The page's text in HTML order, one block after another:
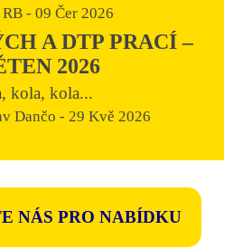
- 09 Čer 2026
A DTP PRACÍ –
2026
kola, kola...
Dančo - 29 Kvě 2026
NÁS PRO NABÍDKU